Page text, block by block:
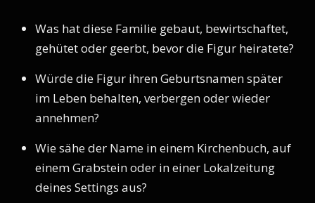
Was hat diese Familie gebaut, bewirtschaftet,
gehütet oder geerbt, bevor die Figur heiratete?
Würde die Figur ihren Geburtsnamen später
im Leben behalten, verbergen oder wieder
annehmen?
Wie sähe der Name in einem Kirchenbuch, auf
einem Grabstein oder in einer Lokalzeitung
deines Settings aus?